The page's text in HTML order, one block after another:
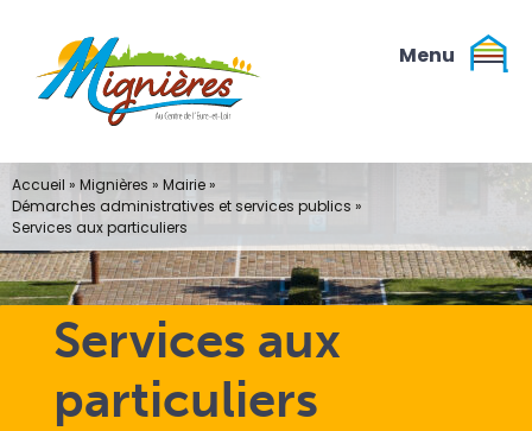
contenu
Services aux
particuliers
Accueil » Mignières » Mairie»
Démarches administratives et services publics »
Services aux particuliers